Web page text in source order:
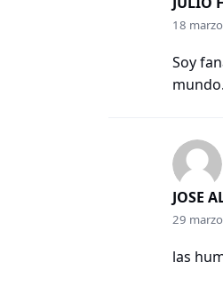
18
Soy
JOSE
29
las